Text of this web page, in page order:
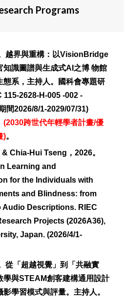
Programs
越界與重構：以VisionBridge
知識圖譜與生成式AI之博 物館
態系 ，主持人。國科會專題研
115-2628-H-005 -002 -
間2026/8/1-2029/07/31)
(2030跨世代年輕學者計畫/優
)。
& Chia-Hui Tseng ，2026。
Learning and
for the Individuals with
and Blindness: from
Audio Descriptions. RIEC
Projects (2026A36),
Japan.(2026/4/1-
從「超越視覺」到「共融實
學與STEAM創客建構通用設計
學習模式與評量。主持人。